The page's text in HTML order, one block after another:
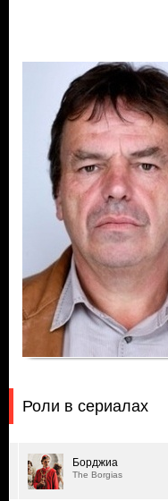
Роли в сериалах
Борджиа
The Borgias